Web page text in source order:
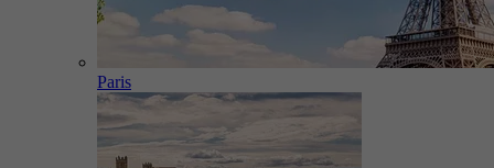
Paris